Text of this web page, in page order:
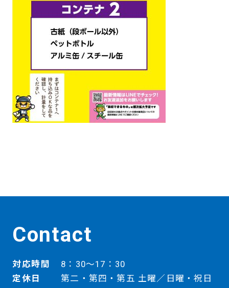
Contact
対応時間
8：30～17：30
定休日
第二・第四・第五 土曜／日曜・祝日